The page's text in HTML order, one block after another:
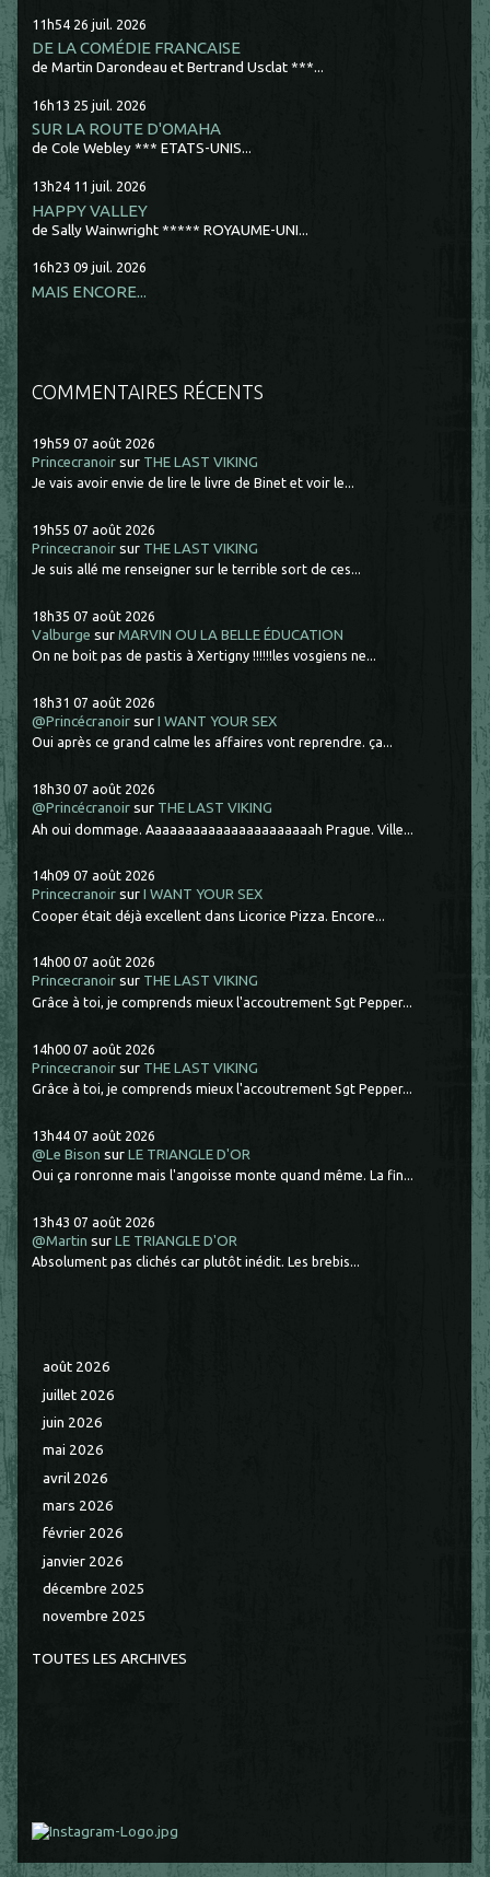
11h54 26 juil. 2026
DE LA COMÉDIE FRANCAISE
de Martin Darondeau et Bertrand Usclat ***...
16h13 25 juil. 2026
SUR LA ROUTE D'OMAHA
de Cole Webley *** ETATS-UNIS...
13h24 11 juil. 2026
HAPPY VALLEY
de Sally Wainwright ***** ROYAUME-UNI...
16h23 09 juil. 2026
MAIS ENCORE...
COMMENTAIRES RÉCENTS
19h59 07 août 2026
Princecranoir sur THE LAST VIKING
Je vais avoir envie de lire le livre de Binet et voir le...
19h55 07 août 2026
Princecranoir sur THE LAST VIKING
Je suis allé me renseigner sur le terrible sort de ces...
18h35 07 août 2026
Valburge surMARVIN OU LA BELLE ÉDUCATION
On ne boit pas de pastis à Xertigny !!!!!!les vosgiens ne...
18h31 07 août 2026
@Princécranoir surI WANT YOUR SEX
Oui après ce grand calme les affaires vont reprendre. ça...
18h30 07 août 2026
@Princécranoir sur THE LAST VIKING
Ah oui dommage. Aaaaaaaaaaaaaaaaaaaaaah Prague. Ville...
14h09 07 août 2026
Princecranoir surI WANT YOUR SEX
Cooper était déjà excellent dans Licorice Pizza. Encore...
14h00 07 août 2026
Princecranoir sur THE LAST VIKING
Grâce à toi, je comprends mieux l'accoutrement Sgt Pepper...
14h00 07 août 2026
Princecranoir sur THE LAST VIKING
Grâce à toi, je comprends mieux l'accoutrement Sgt Pepper...
13h44 07 août 2026
@Le Bison surLE TRIANGLE D'OR
Oui ça ronronne mais l'angoisse monte quand même. La fin...
13h43 07 août 2026
@Martin surLE TRIANGLE D'OR
Absolument pas clichés car plutôt inédit. Les brebis...
août 2026
juillet 2026
juin 2026
mai 2026
avril 2026
mars 2026
février 2026
janvier 2026
décembre 2025
novembre 2025
TOUTES LES ARCHIVES